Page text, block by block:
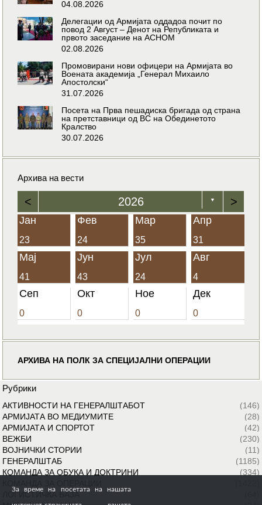
04.08.2026
Делегации од Армијата оддадоа почит по
повод 2 Август – Денот на Републиката и
првото заседание на АСНОМ
02.08.2026
Промовирани нови офицери на Армијата во
Воената академија „Генерал Михаило
Апостолски“
31.07.2026
Посета на Прва пешадиска бригада од страна
на претставници од ВС на Обединетото
Кралство
30.07.2026
Архива на вести
< 2026 ▼ >
Јан
23
Фев
24
Мар
35
Апр
31
Мај
41
Јун
43
Јул
24
Авг
4
Сеп
0
Окт
0
Ное
0
Дек
0
АРХИВА НА ПОЛК ЗА СПЕЦИЈАЛНИ ОПЕРАЦИИ
Рубрики
АКТИВНОСТИ НА ГЕНЕРАЛШТАБОТ
(146)
АРМИЈАТА ВО МЕДИУМИТЕ
(28)
АРМИЈАТА И СПОРТОТ
(42)
ВЕЖБИ
(230)
ВОЈНИЧКИ СТОРИИ
(11)
ГЕНЕРАЛШТАБ
(1185)
КОМАНДА ЗА ОБУКА И ДОКТРИНИ
(334)
ЛОГИСТИЧКА БАЗА
За време на посетата на нашата